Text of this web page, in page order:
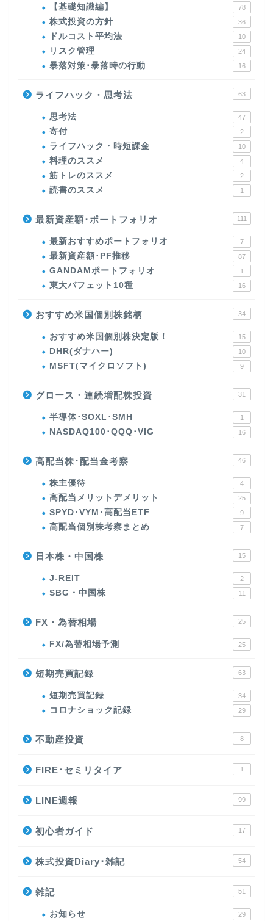
【基礎知識編】 78
株式投資の方針 36
ドルコスト平均法 10
リスク管理 24
暴落対策･暴落時の行動 16
ライフハック・思考法 63
思考法 47
寄付 2
ライフハック・時短課金 10
料理のススメ 4
筋トレのススメ 2
読書のススメ 1
最新資産額･ポートフォリオ 111
最新おすすめポートフォリオ 7
最新資産額･PF推移 87
GANDAMポートフォリオ 1
東大バフェット10種 16
おすすめ米国個別株銘柄 34
おすすめ米国個別株決定版！ 15
DHR(ダナハー) 10
MSFT(マイクロソフト) 9
グロース・連続増配株投資 31
半導体･SOXL･SMH 1
NASDAQ100･QQQ･VIG 16
高配当株･配当金考察 46
株主優待 4
高配当メリットデメリット 25
SPYD･VYM･高配当ETF 9
高配当個別株考察まとめ 7
日本株・中国株 15
J-REIT 2
SBG・中国株 11
FX・為替相場 25
FX/為替相場予測 25
短期売買記録 63
短期売買記録 34
コロナショック記録 29
不動産投資 8
FIRE･セミリタイア 1
LINE週報 99
初心者ガイド 17
株式投資Diary･雑記 54
雑記 51
お知らせ 29